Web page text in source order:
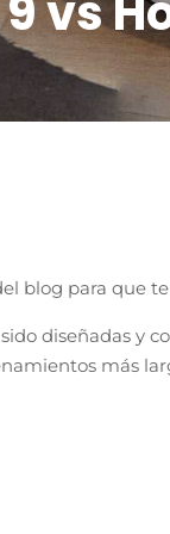
blog para que
diseñadas y
más